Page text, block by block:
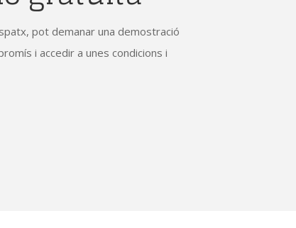
pot demanar una demostració
i accedir a unes condicions i